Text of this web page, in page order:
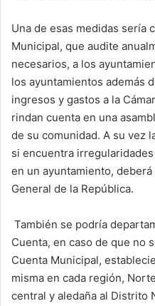
Una de esas medidas sería
Municipal, que audite
necesarios, a los
los ayuntamientos además
ingresos y gastos a la
rindan cuenta en una
de su comunidad. A su vez
si encuentra
en un ayuntamiento,
General de la República.
También se podría
Cuenta, en caso de que no
Cuenta Municipal,
misma en cada región,
central y aledaña al Distrito